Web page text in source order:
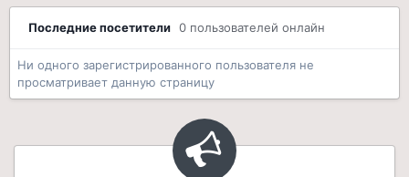
Последние посетители 0 пользователей онлайн
Ни одного зарегистрированного пользователя не
просматривает данную страницу